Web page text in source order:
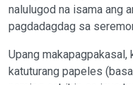
nalulugod na isama ang
pagdadagdag sa
Upang makapagpakasal,
katuturang papeles